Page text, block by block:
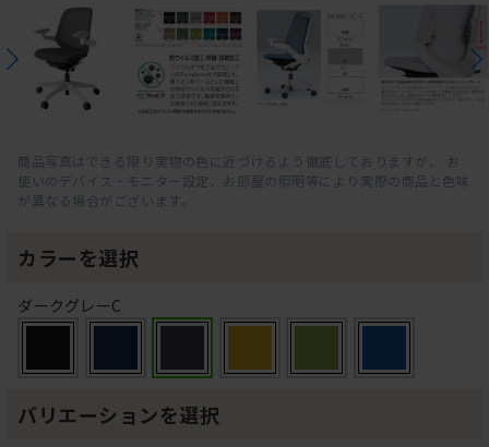
商品写真はできる限り実物の色に近づけるよう徹底しておりますが、 お
使いのデバイス・モニター設定、お部屋の照明等により実際の商品と色味
が異なる場合がございます。
カラーを選択
ダークグレーC
バリエーションを選択